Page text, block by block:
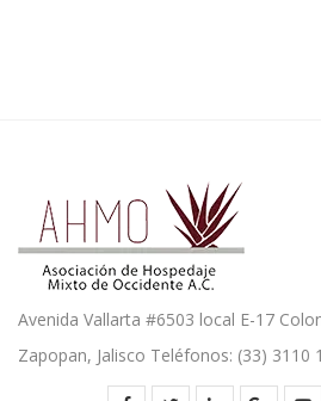
Avenida Vallarta #6503 local E-17
Zapopan, Jalisco Teléfonos: (33) 3110